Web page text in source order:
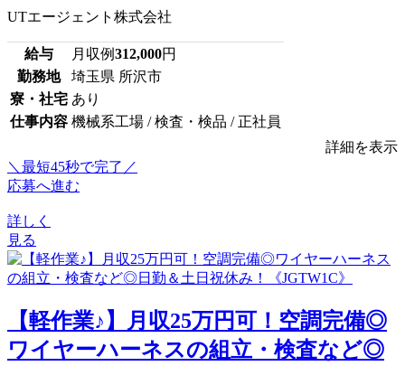
UTエージェント株式会社
給与 月収例312,000円
勤務地
埼玉県 所沢市
寮・社宅 あり
仕事内容 機械系工場 / 検査・検品 / 正社員
詳細を表示
＼最短45秒で完了／
応募へ進む
詳しく
見る
【軽作業♪】月収25万円可！空調完備◎
ワイヤーハーネスの組立・検査など◎